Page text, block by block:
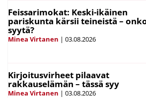
Feissarimokat: Keski-ikäinen
pariskunta kärsii teineistä –
syytä?
Minea Virtanen | 03.08.2026
Kirjoitusvirheet pilaavat
rakkauselämän – tässä syy
Minea Virtanen | 03.08.2026